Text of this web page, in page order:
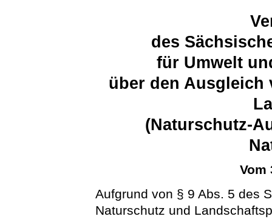
des
für Umwelt
über den
(Naturschutz-
Vom
Aufgrund von § 9 Abs. 5 des
Naturschutz und